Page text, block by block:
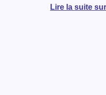
Lire la suite